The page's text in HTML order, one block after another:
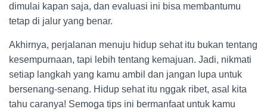
dimulai kapan saja, dan evaluasi ini bisa membantumu
tetap di jalur yang benar.
Akhirnya, perjalanan menuju hidup sehat itu bukan tentang
kesempurnaan, tapi lebih tentang kemajuan. Jadi, nikmati
setiap langkah yang kamu ambil dan jangan lupa untuk
bersenang-senang. Hidup sehat itu nggak ribet, asal kita
tahu caranya! Semoga tips ini bermanfaat untuk kamu